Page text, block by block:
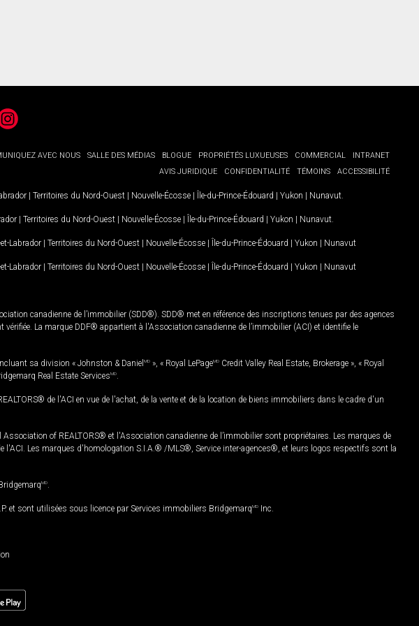
AVEC NOUS SALLE DES MÉDIAS BLOGUE PROPRIÉTÉS LUXUEUSES COMMERCIAL
INTRANET
AVIS JURIDIQUE
CONFIDENTIALITÉ TÉMOINS ACCESSIBILITÉ
| Territoires du Nord-Ouest | Nouvelle-Écosse | Île-du-Prince-Édouard | Yukon | Nunavut
| Territoires du Nord-Ouest | Nouvelle-Écosse | Île-du-Prince-Édouard | Yukon | Nunavut
Labrador | Territoires du Nord-Ouest | Nouvelle-Écosse | Île-du-Prince-Édouard | Yukon | Nunavut
Labrador | Territoires du Nord-Ouest | Nouvelle-Écosse | Île-du-Prince-Édouard | Yukon | Nunavut
canadienne de l’immobilier (SDD®). SDD® met en référence des inscriptions tenues par des agences
La marque DDF® appartient à l'Association canadienne de l’immobilier (ACI) et identifie le
sa division « Johnston & Daniel MD », « Royal LePageMD Credit Valley Real Estate, Brokerage », « Royal
Real Estate ServicesMD
de l'ACI en vue de l'achat, de la vente et de la location de biens immobiliers dans le cadre d'un
of REALTORS® et l'Association canadienne de l’immobilier sont propriétaires. Les marques de
Les marques d'homologation S.I.A.® /MLS®, Service inter-agences®, et leurs logos respectifs sont la
MD
et sont utilisées sous licence par Services immobiliers BridgemarqMD Inc.